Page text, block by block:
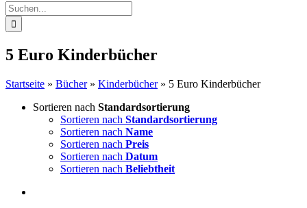
Suche
nach:
5 Euro Kinderbücher
Startseite » Bücher» Kinderbücher» 5 Euro Kinderbücher
Sortieren nach Standardsortierung
Sortieren nach Standardsortierung
Sortieren nach Name
Sortieren nach Preis
Sortieren nach Datum
Sortieren nach Beliebtheit